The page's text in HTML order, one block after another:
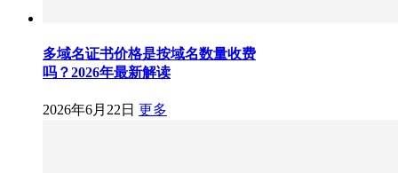
多域名证书价格是按域名数量收费
吗？2026年最新解读
2026年6月22日 更多